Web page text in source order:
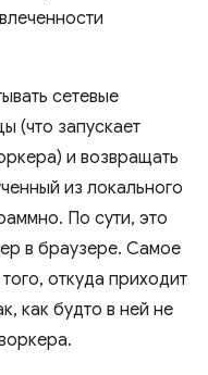
сетевые
(что запускает
и возвращать
из локального
По сути, это
в браузере. Самое
откуда приходит
как будто в ней не